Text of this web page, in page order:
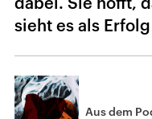
sieht es als
Aus dem